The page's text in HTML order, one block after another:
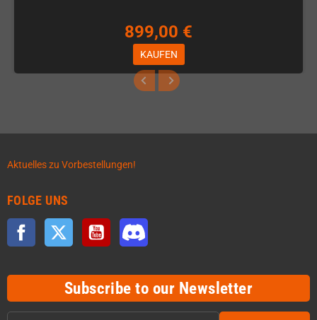
899,00 €
KAUFEN
Aktuelles zu Vorbestellungen!
FOLGE UNS
Facebook Twitter YouTube
Subscribe to our Newsletter